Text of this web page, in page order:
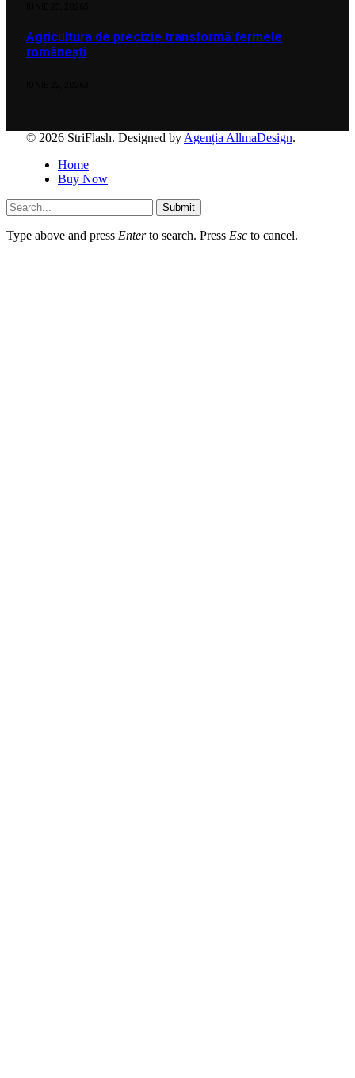
Agricultura de precizie transformă fermele
românești
© 2026 StriFlash. Designed byAgenția AllmaDesign.
Home
Buy Now
Submit
Type above and press Enterto search. Press Esc to cancel.